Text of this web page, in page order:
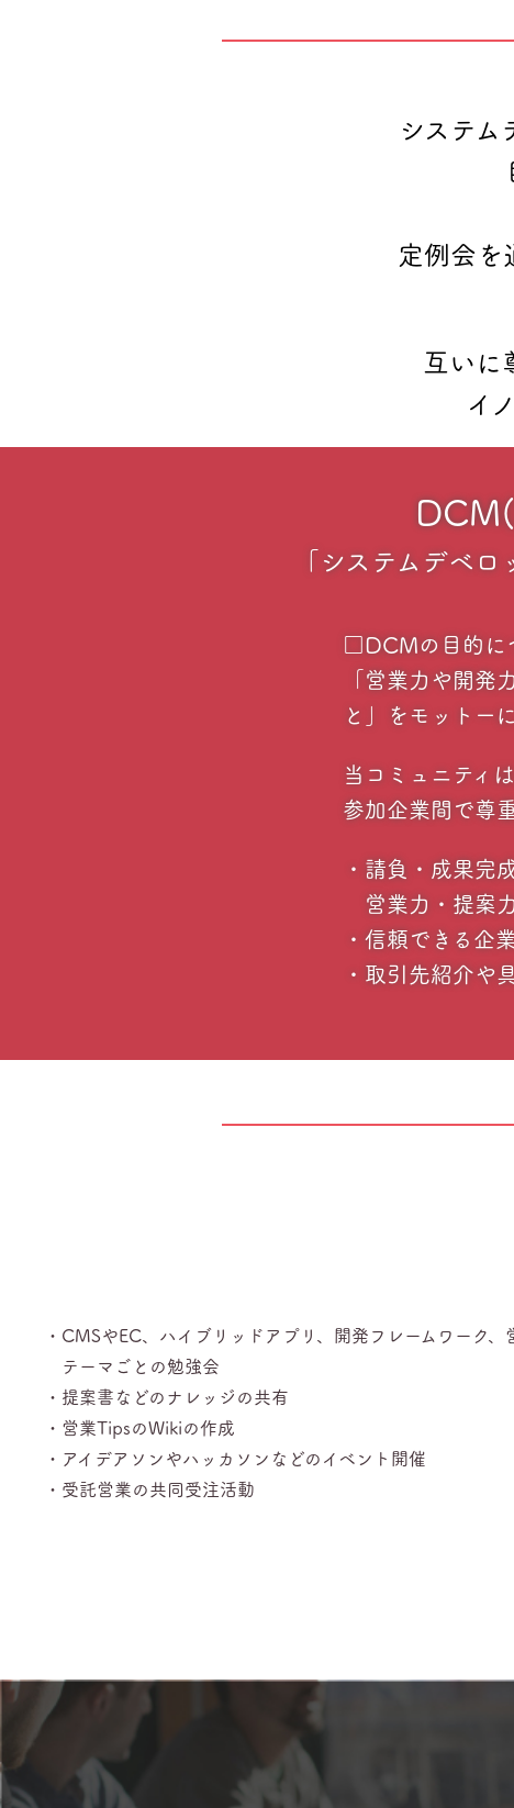
システム
定例会を
互いに
イ
「システムデベ
□DCMの目的
「営業力や開発
と」をモットーに
当コミュニティ
参加企業間で尊
・請負・成果完
営業力・提案
・信頼できる企
・取引先紹介や
・CMSやEC、ハイブリッドアプリ、開発フレームワーク、
テ ーマごとの勉強会
・提案書などのナレッジの共有
・営業TipsのWikiの作成
・アイデアソンやハッカソンなどのイベント開催
・受託営業の共同受注活動